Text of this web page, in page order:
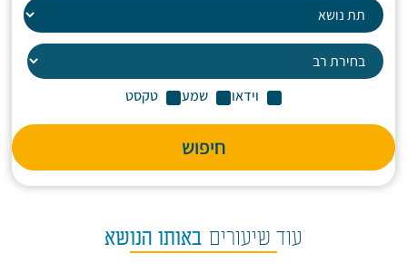
וידאו שמע טקסט
חיפוש
עוד שיעורים באותו הנושא